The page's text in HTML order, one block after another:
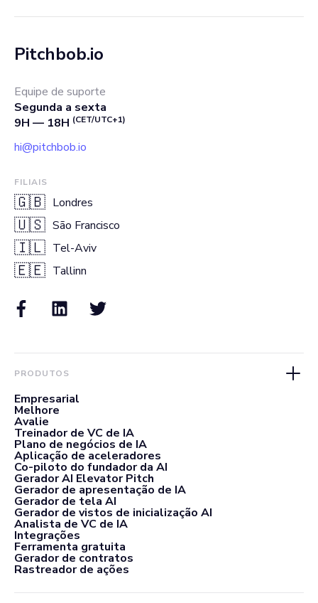
Pitchbob.io
Equipe de suporte
Segunda a sexta
9H — 18H (CET/UTC+1)
hi@pitchbob.io
FILIAIS
🇬🇧 Londres
🇺🇸 São Francisco
🇮🇱 Tel-Aviv
🇪🇪 Tallinn
PRODUTOS
Empresarial
Melhore
Avalie
Treinador de VC de IA
Plano de negócios de IA
Aplicação de aceleradores
Co-piloto do fundador da AI
Gerador AI Elevator Pitch
Gerador de apresentação de IA
Gerador de tela AI
Gerador de vistos de inicialização AI
Analista de VC de IA
Integrações
Ferramenta gratuita
Gerador de contratos
Rastreador de ações